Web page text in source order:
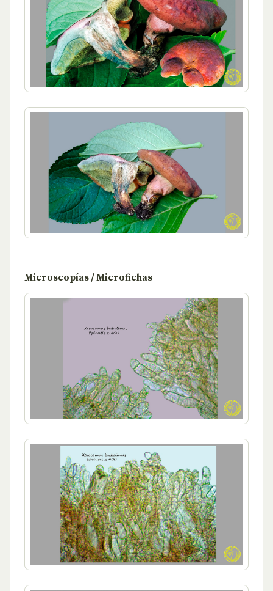
Microscopías / Microfichas